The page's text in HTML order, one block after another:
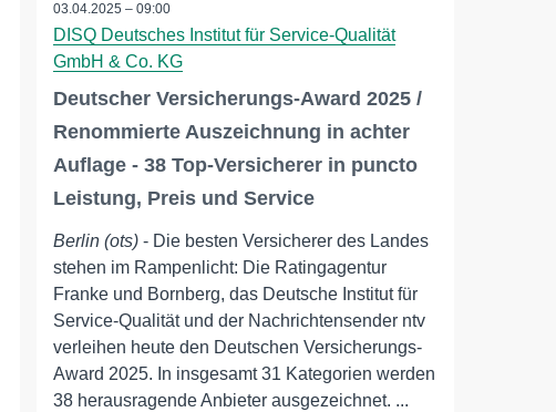
03.04.2025 – 09:00
DISQ Deutsches Institut für Service-Qualität
GmbH & Co. KG
Deutscher Versicherungs-Award 2025 /
Renommierte Auszeichnung in achter
Auflage - 38 Top-Versicherer in puncto
Leistung, Preis und Service
Berlin (ots) - Die besten Versicherer des Landes
stehen im Rampenlicht: Die Ratingagentur
Franke und Bornberg, das Deutsche Institut für
Service-Qualität und der Nachrichtensender ntv
verleihen heute den Deutschen Versicherungs-
Award 2025. In insgesamt 31 Kategorien werden
38 herausragende Anbieter ausgezeichnet. ...